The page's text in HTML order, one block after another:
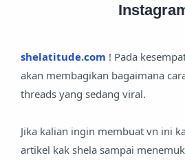
shelatitude.com ! Pada
akan membagikan bagaimana
threads yang sedang viral.
Jika kalian ingin membuat vn ini
artikel kak shela sampai